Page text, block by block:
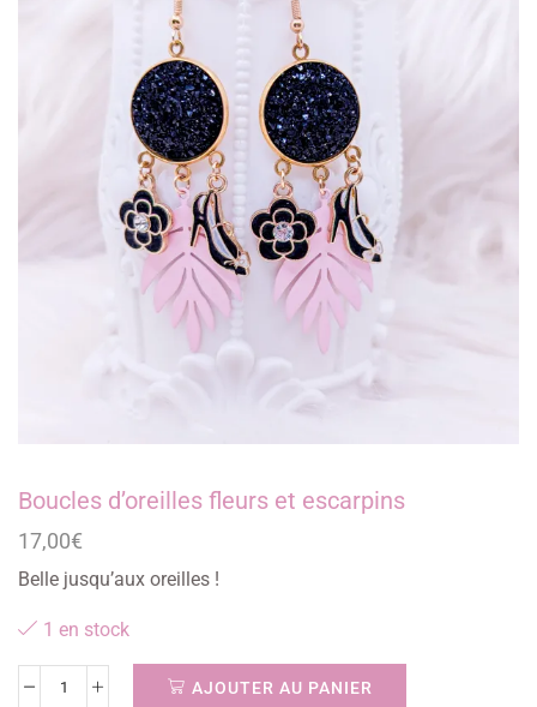
Boucles d’oreilles fleurs et escarpins
17,00€
Belle jusqu’aux oreilles !
1 en stock
AJOUTER AU PANIER